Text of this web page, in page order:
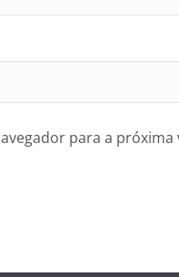
para a